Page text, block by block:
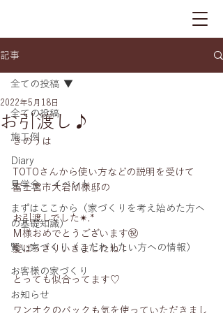
記事
全ての投稿
施工例
Diary
見学会 ・イベント
まずはここから（家づくりを考え始めた方へ
の基礎知識）
賢い家づくり（こだわりたい方への情報）
お客様の家づくり
お知らせ
全ての投稿
お引渡し♪
2022年5月18日
きのうは
TOTOさんから使い方などの説明を受けて
富士宮市大岩M様邸の
お引渡しでした✴︎.*
M様おめでとうございます㊗️
髪ばっさりいきましたね！
とっても似合ってます♡
ワンオクのバックも気を使っていただきまし